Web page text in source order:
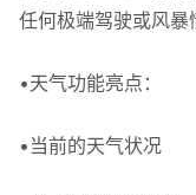
任何极端驾驶或风暴
•天气功能亮点：
•当前的天气状况